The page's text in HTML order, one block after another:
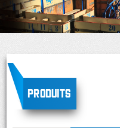
Produits